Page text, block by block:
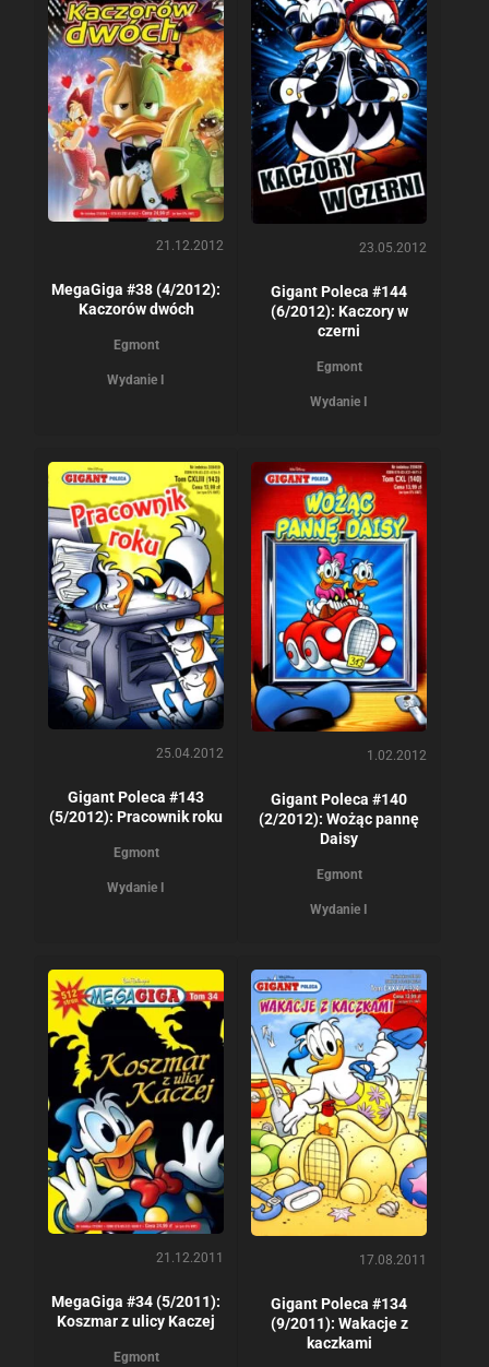
21.12.2012
MegaGiga #38 (4/2012):
Kaczorów dwóch
Egmont
Wydanie I
23.05.2012
Gigant Poleca #144
(6/2012): Kaczory w
czerni
Egmont
Wydanie I
25.04.2012
Gigant Poleca #143
(5/2012): Pracownik roku
Egmont
Wydanie I
1.02.2012
Gigant Poleca #140
(2/2012): Wożąc pannę
Daisy
Egmont
Wydanie I
21.12.2011
MegaGiga #34 (5/2011):
Koszmar z ulicy Kaczej
Egmont
17.08.2011
Gigant Poleca #134
(9/2011): Wakacje z
kaczkami